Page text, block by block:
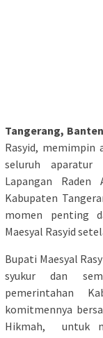
Tangerang,
Rasyid, memimpin
seluruh aparatur
Lapangan Raden
Kabupaten
momen penting
Maesyal Rasyid
Bupati Maesyal
syukur dan
pemerintahan
komitmennya
Hikmah, untuk